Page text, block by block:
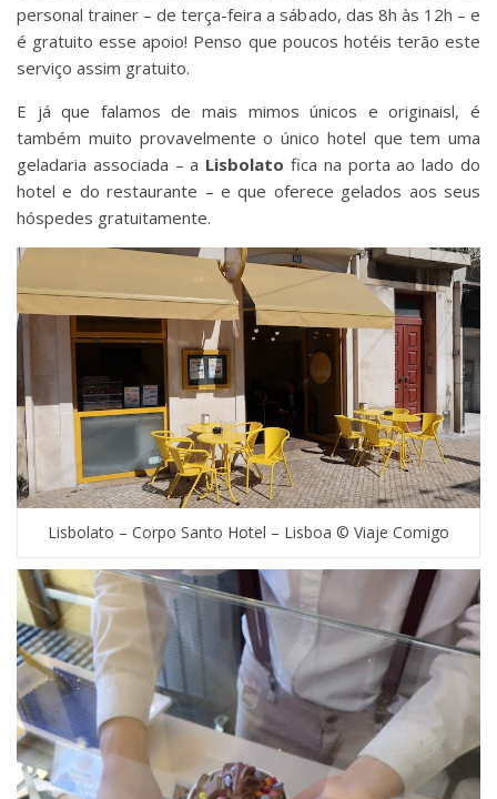
personal trainer – de terça-feira a sábado, das 8h às 12h – e
é gratuito esse apoio! Penso que poucos hotéis terão este
serviço assim gratuito.
E já que falamos de mais mimos únicos e originaisl, é
também muito provavelmente o único hotel que tem uma
geladaria associada – a Lisbolato fica na porta ao lado do
hotel e do restaurante – e que oferece gelados aos seus
hóspedes gratuitamente.
Lisbolato – Corpo Santo Hotel – Lisboa © Viaje Comigo